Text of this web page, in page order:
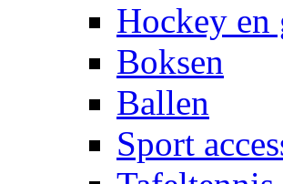
Hockey
Boksen
Ballen
Sport